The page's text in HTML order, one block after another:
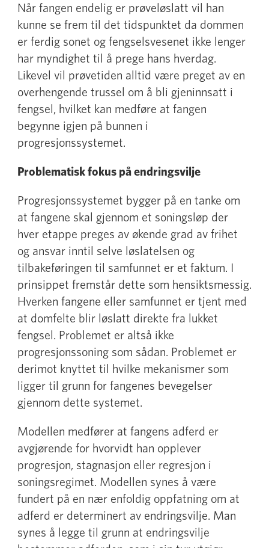
Når fangen endelig er prøveløslatt vil han
kunne se frem til det tidspunktet da dommen
er ferdig sonet og fengselsvesenet ikke lenger
har myndighet til å prege hans hverdag.
Likevel vil prøvetiden alltid være preget av en
overhengende trussel om å bli gjeninnsatt i
fengsel, hvilket kan medføre at fangen
begynne igjen på bunnen i
progresjonssystemet.
Problematisk fokus på endringsvilje
Progresjonssystemet bygger på en tanke om
at fangene skal gjennom et soningsløp der
hver etappe preges av økende grad av frihet
og ansvar inntil selve løslatelsen og
tilbakeføringen til samfunnet er et faktum. I
prinsippet fremstår dette som hensiktsmessig.
Hverken fangene eller samfunnet er tjent med
at domfelte blir løslatt direkte fra lukket
fengsel. Problemet er altså ikke
progresjonssoning som sådan. Problemet er
derimot knyttet til hvilke mekanismer som
ligger til grunn for fangenes bevegelser
gjennom dette systemet.
Modellen medfører at fangens adferd er
avgjørende for hvorvidt han opplever
progresjon, stagnasjon eller regresjon i
soningsregimet. Modellen synes å være
fundert på en nær enfoldig oppfatning om at
adferd er determinert av endringsvilje. Man
synes å legge til grunn at endringsvilje